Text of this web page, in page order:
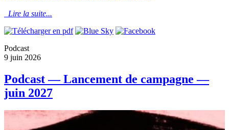
Lire la suite...
Podcast
9 juin 2026
Podcast — Lancement de campagne —
juin 2027